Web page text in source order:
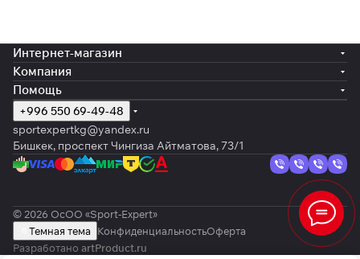
Интернет-магазин
Компания
Помощь
+996 550 69-49-48
sportexpertkg@yandex.ru
Бишкек, проспект Чингиза Айтматова, 73/1
© 2026 ОсОО «Sport-Expert»
Темная тема
КонфиденциальностьОферта
Разработано artProduct.ru